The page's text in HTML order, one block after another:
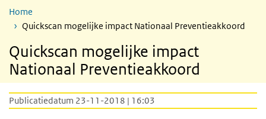
Home
Quickscan mogelijke impact Nationaal Preventieakkoord
Quickscan mogelijke impact
Nationaal Preventieakkoord
Publicatiedatum 23-11-2018 | 16:03